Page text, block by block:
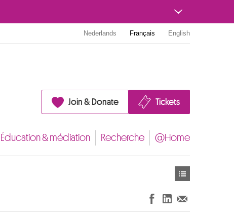
Nederlands Français English
Join & Donate Tickets
Éducation & médiation Recherche @Home